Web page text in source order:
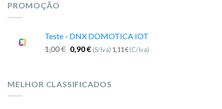
PROMOÇÃO
Teste - DNX DOMOTICA IOT
1,00€ 0,90€ (S/Iva) 1,11€(C/Iva)
MELHOR CLASSIFICADOS